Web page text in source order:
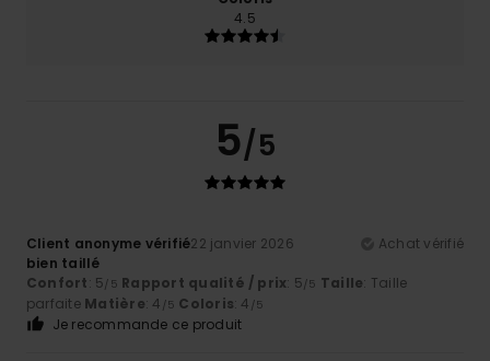
4.5
5/5
Client anonyme vérifié22 janvier 2026
Achat vérifié
bien taillé
Confort: 5/5 Rapport qualité / prix: 5/5 Taille: Taille
parfaite Matière: 4 /5 Coloris: 4 /5
Je recommande ce produit